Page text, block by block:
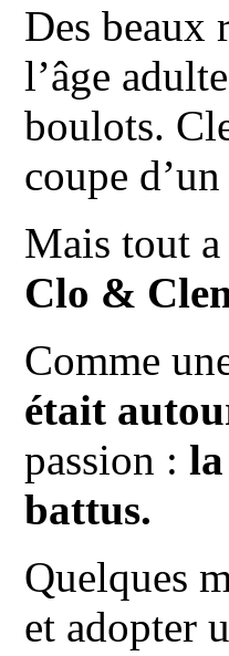
Des beaux
l’âge
boulots.
coupe
Mais tout
Clo &
Comme
était
passion :
battus.
Quelques
et adopter